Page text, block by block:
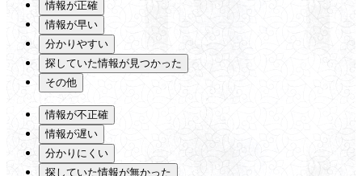
情報が正確
情報が早い
分かりやすい
探していた情報が見つかった
その他
情報が不正確
情報が遅い
分かりにくい
探していた情報が無かった